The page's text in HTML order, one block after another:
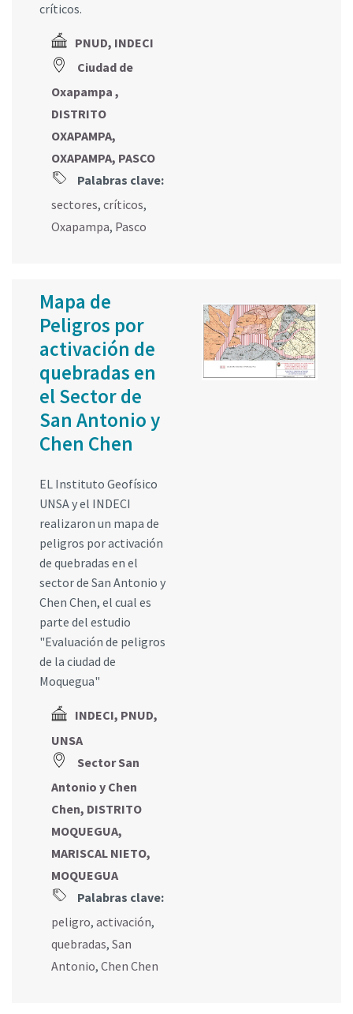
críticos.
PNUD, INDECI
Ciudad de
Oxapampa ,
DISTRITO
OXAPAMPA,
OXAPAMPA, PASCO
Palabras clave:
sectores, críticos,
Oxapampa, Pasco
Mapa de
Peligros por
activación de
quebradas en
el Sector de
San Antonio y
Chen Chen
EL Instituto Geofísico
UNSA y el INDECI
realizaron un mapa de
peligros por activación
de quebradas en el
sector de San Antonio y
Chen Chen, el cual es
parte del estudio
"Evaluación de peligros
de la ciudad de
Moquegua"
INDECI, PNUD,
UNSA
Sector San
Antonio y Chen
Chen, DISTRITO
MOQUEGUA,
MARISCAL NIETO,
MOQUEGUA
Palabras clave:
peligro, activación,
quebradas, San
Antonio, Chen Chen